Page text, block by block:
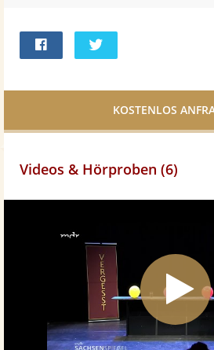
Facebook
Videos & Hörproben (6)